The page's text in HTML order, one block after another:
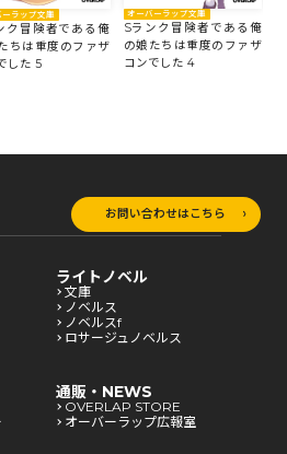
ーラップ文庫
ク冒険者である俺
ちは重度のファザ
した 5
オーバーラップ文庫
Sランク冒険者である俺
の娘たちは重度のファザ
コンでした 4
お問い合わせはこちら
ライトノベル
文庫
ノベルス
ノベルスf
ロサージュノベルス
通販・NEWS
OVERLAP STORE
オーバーラップ広報室